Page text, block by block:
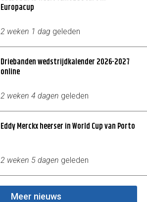
Europacup
2 weken 1 dag geleden
Driebanden wedstrijdkalender 2026-2027
online
2 weken 4 dagen geleden
Eddy Merckx heerser in World Cup van Porto
2 weken 5 dagen geleden
Meer nieuws